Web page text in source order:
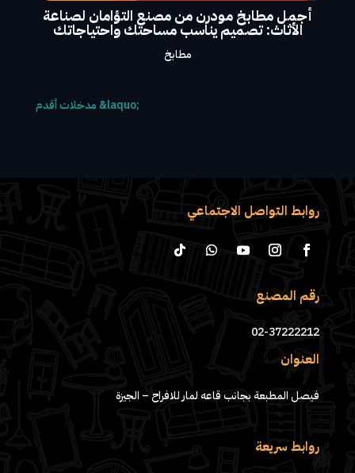
أجمل مطابخ مودرن من مصنع التؤامان لصناعة
الأثاث: تصميم يناسب مساحتك واحتياجاتك
مطابخ
روابط التواصل الاجتماعي
رقم المصنع
02-37222212
العنوان
فيصل المطبعة بجانب قاعه لمار للافراح – الجيزة
روابط سريعة